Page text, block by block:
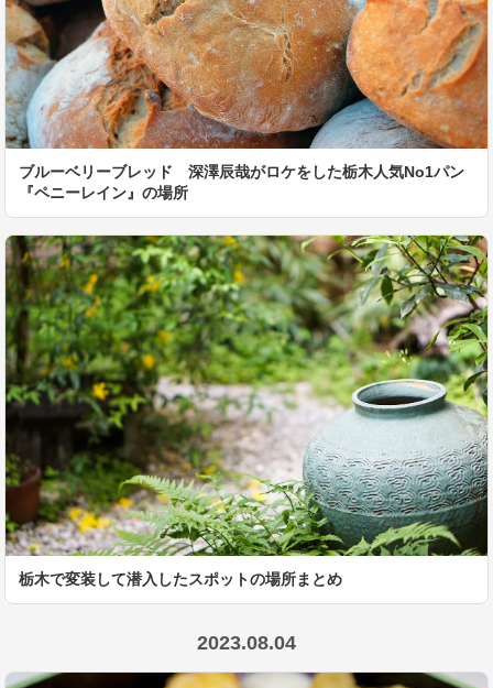
ブルーベリーブレッド 深澤辰哉がロケをした栃木人気No1パン
『ペニーレイン』の場所
栃木で変装して潜入したスポットの場所まとめ
2023.08.04